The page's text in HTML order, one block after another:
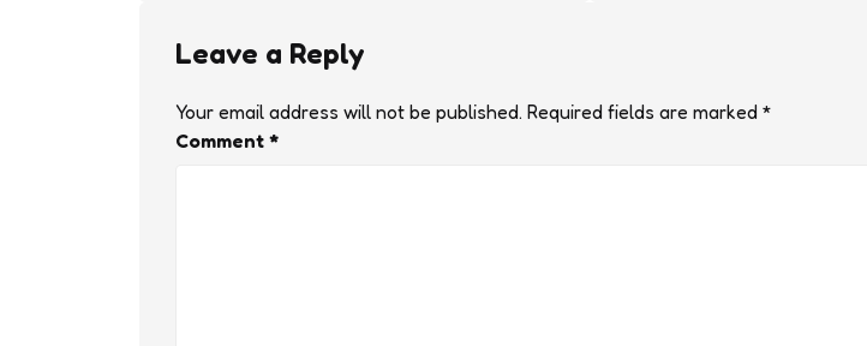
Leave a Reply
Your email address will not be published. Required fields are marked *
Comment *